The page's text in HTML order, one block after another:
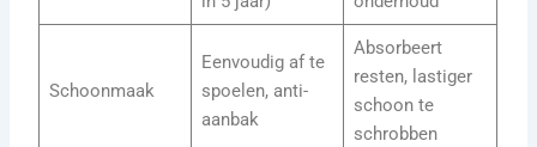
Schoonmaak
Eenvoudig af te
spoelen, anti-
aanbak
Absorbeert
resten, lastiger
schoon te
schrobben